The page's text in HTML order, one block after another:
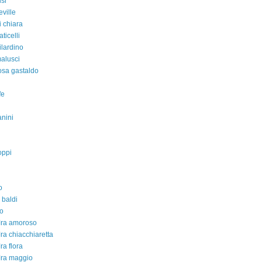
chiara
gastaldo
baldi
amoroso
chiacchiaretta
flora
maggio